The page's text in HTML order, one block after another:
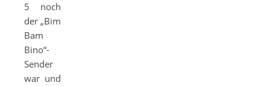
5 noch
der „Bim
Bam
Bino“-
Sender
war und